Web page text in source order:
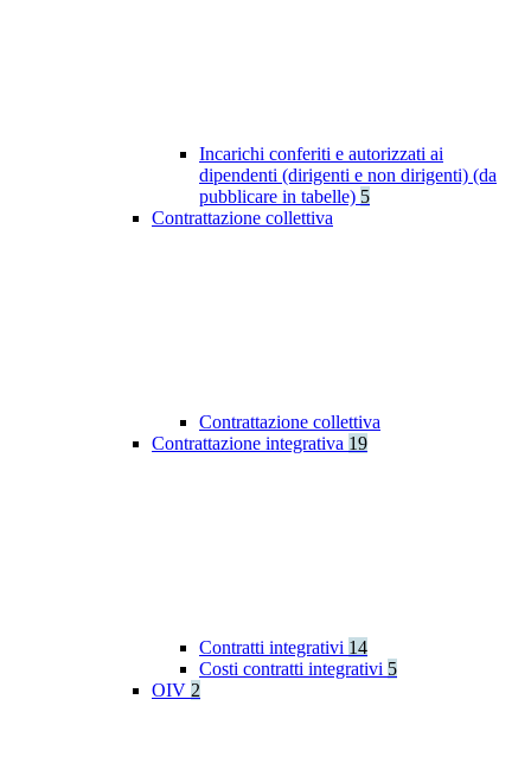
Incarichi conferiti e autorizzati ai
dipendenti (dirigenti e non dirigenti) (da
pubblicare in tabelle) 5
Contrattazione collettiva
Contrattazione collettiva
Contrattazione integrativa 19
Contratti integrativi 14
Costi contratti integrativi 5
OIV 2